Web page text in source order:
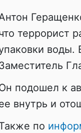
террорист
воды.
подошел к
внутрь и
по